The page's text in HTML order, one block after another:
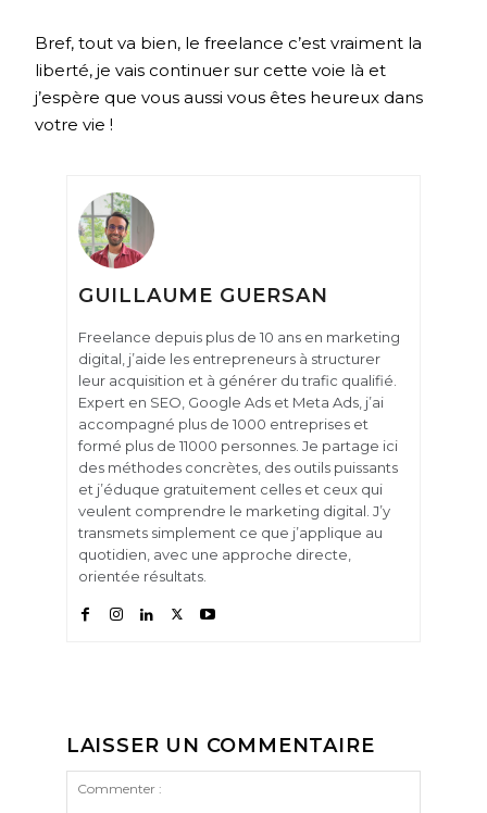
Bref, tout va bien, le freelance c’est vraiment la
liberté, je vais continuer sur cette voie là et
j’espère que vous aussi vous êtes heureux dans
votre vie !
GUILLAUME GUERSAN
Freelance depuis plus de 10 ans en marketing
digital, j’aide les entrepreneurs à structurer
leur acquisition et à générer du trafic qualifié.
Expert en SEO, Google Ads et Meta Ads, j’ai
accompagné plus de 1000 entreprises et
formé plus de 11000 personnes. Je partage ici
des méthodes concrètes, des outils puissants
et j’éduque gratuitement celles et ceux qui
veulent comprendre le marketing digital. J’y
transmets simplement ce que j’applique au
quotidien, avec une approche directe,
orientée résultats.
LAISSER UN COMMENTAIRE